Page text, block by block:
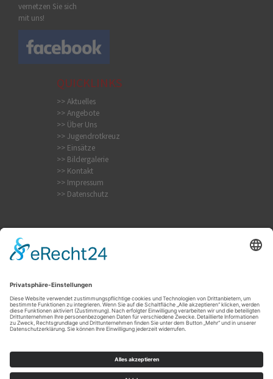
vernetzen Sie sich
mit uns!
QUICKLINKS
>> Aktuelles
>> Angebote
>> Über Uns
>> Jugendrotkreuz
>> Einsätze
>> Bildergalerie
>> Kontakt
>> Impressum
>> Datenschutz
Internistischer Notfall
Krampfanfall